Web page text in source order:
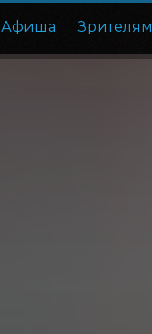
Афиша Зрителям